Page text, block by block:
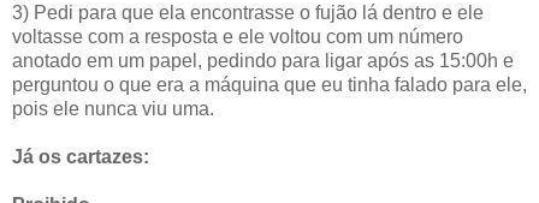
3) Pedi para que ela encontrasse o fujão lá dentro e ele
voltasse com a resposta e ele voltou com um número
anotado em um papel, pedindo para ligar após as 15:00h e
perguntou o que era a máquina que eu tinha falado para ele,
pois ele nunca viu uma.
Já os cartazes: